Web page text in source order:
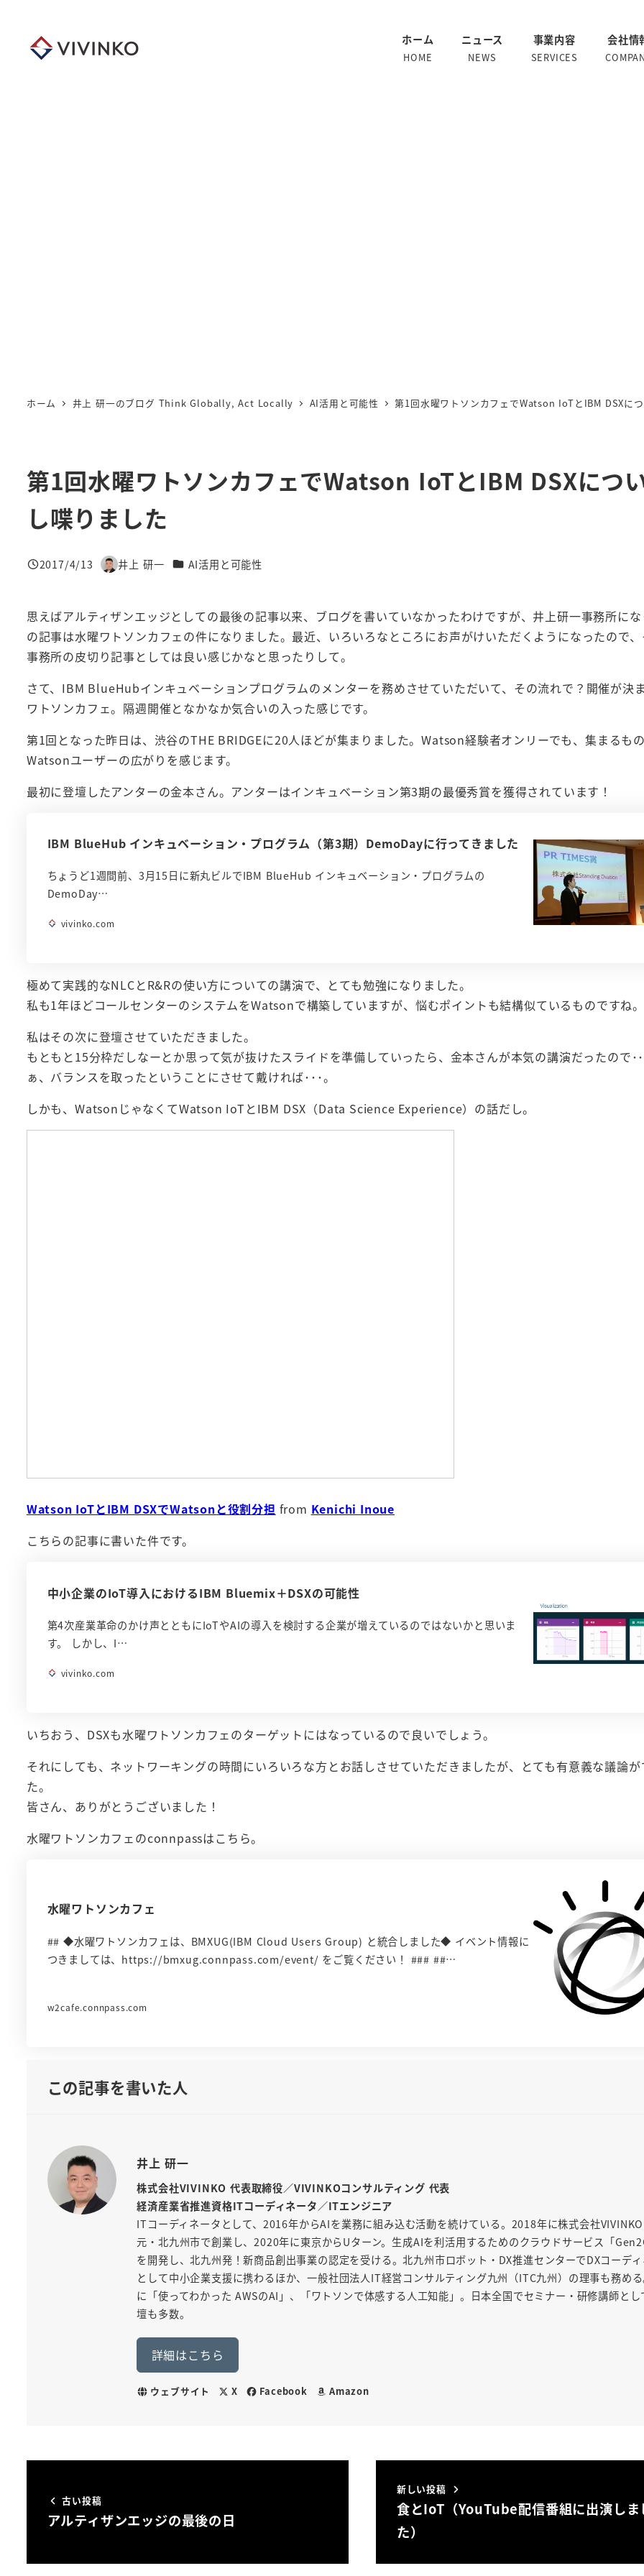
ホーム
HOME
ニュース
NEWS
事業内容
SERVICES
会社情
ホーム 井上 研一のブログ Think Globally, Act Locally AI活用と可能性 第1回水曜ワトソンカフェでWatson IoTとIBM DSXに
第1回水曜ワトソンカフェでWatson IoTとIBM DSXにつ
し喋りました
投稿日
2017/4/13
著
井上 研一 カテゴリー
AI活用と可能性
思えばアルティザンエッジとしての最後の記事以来、ブログを書いていなかったわけですが、井上研一事務所に
の記事は水曜ワトソンカフェの件になりました。最近、いろいろなところにお声がけいただくようになったので
事務所の皮切り記事としては良い感じかなと思ったりして。
さて、IBM BlueHubインキュベーションプログラムのメンターを務めさせていただいて、その流れで？開催が決
ワトソンカフェ。隔週開催となかなか気合いの入った感じです。
第1回となった昨日は、渋谷のTHE BRIDGEに20人ほどが集まりました。Watson経験者オンリーでも、集まるも
Watsonユーザーの広がりを感じます。
最初に登壇したアンターの金本さん。アンターはインキュベーション第3期の最優秀賞を獲得されています！
IBM BlueHub インキュベーション・プログラム（第3期）DemoDayに行ってきました
ちょうど1週間前、3月15日に新丸ビルでIBM BlueHub インキュベーション・プログラムの
DemoDay…
vivinko.com
極めて実践的なNLCとR&Rの使い方についての講演で、とても勉強になりました。
私も1年ほどコールセンターのシステムをWatsonで構築していますが、悩むポイントも結構似ているものですね。
私はその次に登壇させていただきました。
もともと15分枠だしなーとか思って気が抜けたスライドを準備していったら、金本さんが本気の講演だったので･
ぁ、バランスを取ったということにさせて戴ければ･･･。
しかも、WatsonじゃなくてWatson IoTとIBM DSX（Data Science Experience）の話だし。
Watson IoTとIBM DSXでWatsonと役割分担 from Kenichi Inoue
こちらの記事に書いた件です。
中小企業のIoT導入におけるIBM Bluemix＋DSXの可能性
第4次産業革命のかけ声とともにIoTやAIの導入を検討する企業が増えているのではないかと思いま
す。 しかし、I…
vivinko.com
いちおう、DSXも水曜ワトソンカフェのターゲットにはなっているので良いでしょう。
それにしても、ネットワーキングの時間にいろいろな方とお話しさせていただきましたが、とても有意義な議論
た。
皆さん、ありがとうございました！
水曜ワトソンカフェのconnpassはこちら。
水曜ワトソンカフェ
## ◆水曜ワトソンカフェは、BMXUG(IBM Cloud Users Group) と統合しました◆ イベント情報に
つきましては、https://bmxug.connpass.com/event/ をご覧ください！ ### ##…
w2cafe.connpass.com
この記事を書いた人
井上 研一
株式会社VIVINKO 代表取締役／VIVINKOコンサルティング 代表
経済産業省推進資格ITコーディネータ／ITエンジニア
ITコーディネータとして、2016年からAIを業務に組み込む活動を続けている。2018年に株式会社
元・北九州市で創業し、2020年に東京からUターン。生成AIを利活用するためのクラウドサービス「
を開発し、北九州発！新商品創出事業の認定を受ける。北九州市ロボット・DX推進センターでDXコーデ
として中小企業支援に携わるほか、一般社団法人IT経営コンサルティング九州（ITC九州）の理事も務め
に「使ってわかった AWSのAI」、「ワトソンで体感する人工知能」。日本全国でセミナー・研修講師とし
壇も多数。
詳細はこちら
ウェブサイト X Facebook Amazon
古い投稿
アルティザンエッジの最後の日
新しい投稿
食とIoT（YouTube配信番組に出演しま
た）